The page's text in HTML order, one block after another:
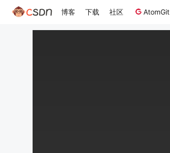
博客 下载 社区 AtomGit